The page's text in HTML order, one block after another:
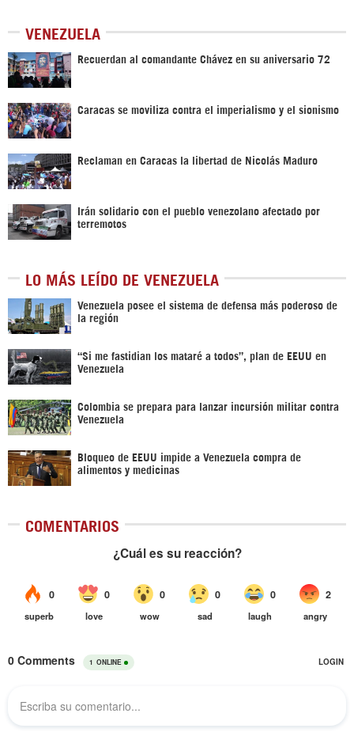
VENEZUELA
Recuerdan al comandante Chávez en su aniversario 72
Caracas se moviliza contra el imperialismo y el sionismo
Reclaman en Caracas la libertad de Nicolás Maduro
Irán solidario con el pueblo venezolano afectado por
terremotos
LO MÁS LEÍDO DE VENEZUELA
Venezuela posee el sistema de defensa más poderoso de
la región
“Si me fastidian los mataré a todos”, plan de EEUU en
Venezuela
Colombia se prepara para lanzar incursión militar contra
Venezuela
Bloqueo de EEUU impide a Venezuela compra de
alimentos y medicinas
COMENTARIOS